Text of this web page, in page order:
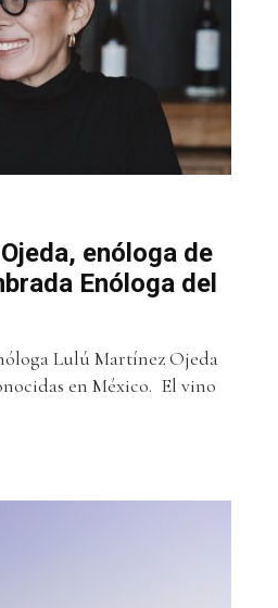
enóloga de
Enóloga del
Lulú Martínez Ojeda
en México. El vino